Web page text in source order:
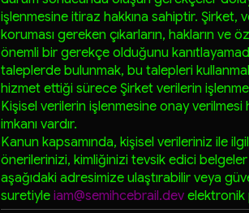
işlenmesine itiraz hakkına sahiptir. Şirket,
koruması gereken çıkarların, hakların ve
önemli bir gerekçe olduğunu
taleplerde bulunmak, bu talepleri
hizmet ettiği sürece Şirket verilerin
Kişisel verilerin işlenmesine onay verilmesi
imkanı vardır.
Kanun kapsamında, kişisel verileriniz ile
önerilerinizi, kimliğinizi tevsik edici
aşağıdaki adresimize ulaştırabilir veya
suretiyle iam@semihcebrail.dev elektronik